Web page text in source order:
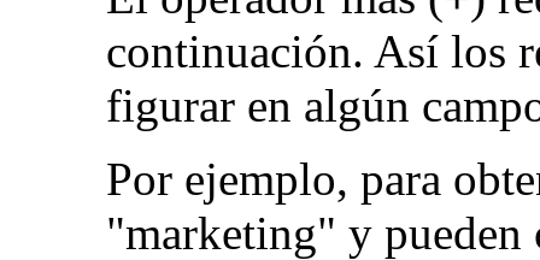
continuación. Así los
figurar en algún
Por ejemplo, para
"marketing" y